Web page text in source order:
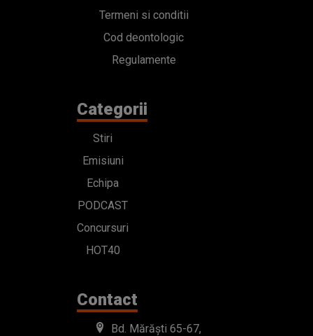
Termeni si conditii
Cod deontologic
Regulamente
Categorii
Stiri
Emisiuni
Echipa
PODCAST
Concursuri
HOT40
Contact
Bd. Mărăști 65-67,